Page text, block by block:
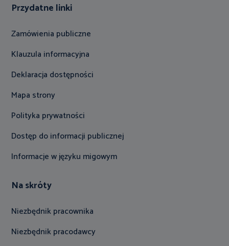
Przydatne linki
Zamówienia publiczne
Klauzula informacyjna
Deklaracja dostępności
Mapa strony
Polityka prywatności
Dostęp do informacji publicznej
Informacje w języku migowym
Na skróty
Niezbędnik pracownika
Niezbędnik pracodawcy